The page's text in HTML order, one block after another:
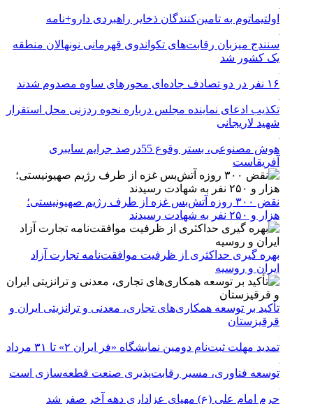
اولتیماتوم به تامین‌کنندگان ذخایر راهبردی دارو+نامه
سنندج میزبان رقابت‌های تکواندوی قهرمانی نونهالان منطقه
یک کشور شد
۱۶ نفر در دو تصادف جاده‌ای محورهای ساوه مصدوم شدند
تکذیب ادعای نماینده مجلس درباره نحوه ردزنی محل استقرار
شهید لاریجانی
هوش مصنوعی، بستر وقوع 55درصد جرایم سایبری
آفریقاست
نقض ۳۰۰ روزه آتش‌بس غزه از طرف رژیم صهیونیستی؛
هزار و ۲۵۰ نفر به شهادت رسیدند
بهره گیری حداکثری از ظرفیت موافقت‌نامه تجارت آزاد
ایران و روسیه
تأکید بر توسعه همکاری‌های تجاری، معدنی و ترانزیتی ایران و
قرقیزستان
تمدید مهلت ثبت‌نام دومین نمایشگاه «فر ایران ۲» تا ۳۱ مرداد
توسعه فناوری، مسیر رقابت‌پذیری صنعت قطعه‌سازی است
حرم امام علی (ع) مهیای عزاداری دهه آخر صفر شد